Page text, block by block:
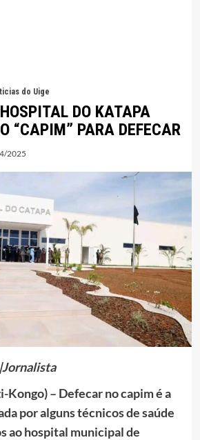
do Uige
DO KATAPA
“CAPIM” PARA DEFECAR
2025
Kongo) – Defecar no capim é a
por alguns técnicos de saúde
ao hospital municipal de